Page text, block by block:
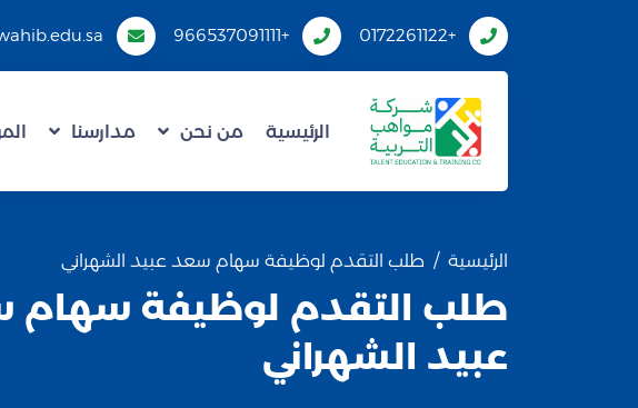
+0172261122
+966537091111
الرئيسية من نحن مدارسنا
الرئيسية طلب التقدم لوظيفة سهام سعد عبيد الشهراني
طلب التقدم لوظيفة سهام
عبيد الشهراني